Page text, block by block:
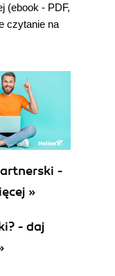
aplikacji
(115)
Windows
Policies)
treści
aplikacji
do serwisu
(ebook - PDF,
czytanie na
-
»
- daj